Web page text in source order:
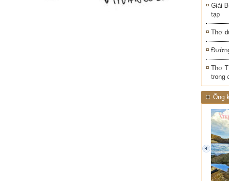
Giải
tạp
Thơ
Thơ
trong
Ống
prev